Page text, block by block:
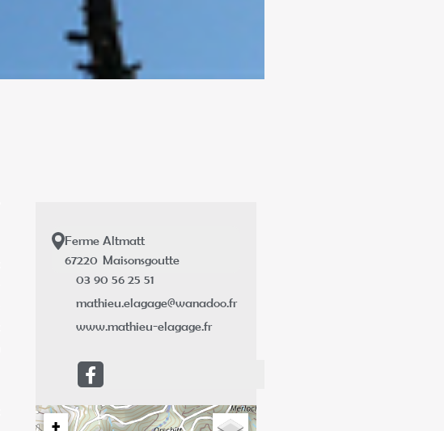
Ferme Altmatt
67220 Maisonsgoutte
03 90 56 25 51
mathieu.elagage@wanadoo.fr
www.mathieu-elagage.fr
+